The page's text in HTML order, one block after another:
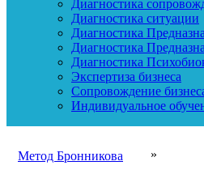
Диагностика
Диагностика ситуации
Диагностика
Диагностика
Диагностика
Экспертиза бизнеса
Сопровождение
Индивидуальное
Метод Бронникова »